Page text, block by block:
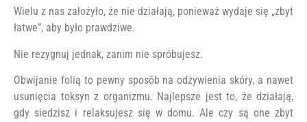
Wielu z nas założyło, że nie działają, ponieważ wydaje się „zbyt
łatwe”, aby było prawdziwe.
Nie rezygnuj jednak, zanim nie spróbujesz.
Obwijanie folią to pewny sposób na odżywienia skóry, a nawet
usunięcia toksyn z organizmu. Najlepsze jest to, że działają,
gdy siedzisz i relaksujesz się w domu. Ale czy są one zbyt